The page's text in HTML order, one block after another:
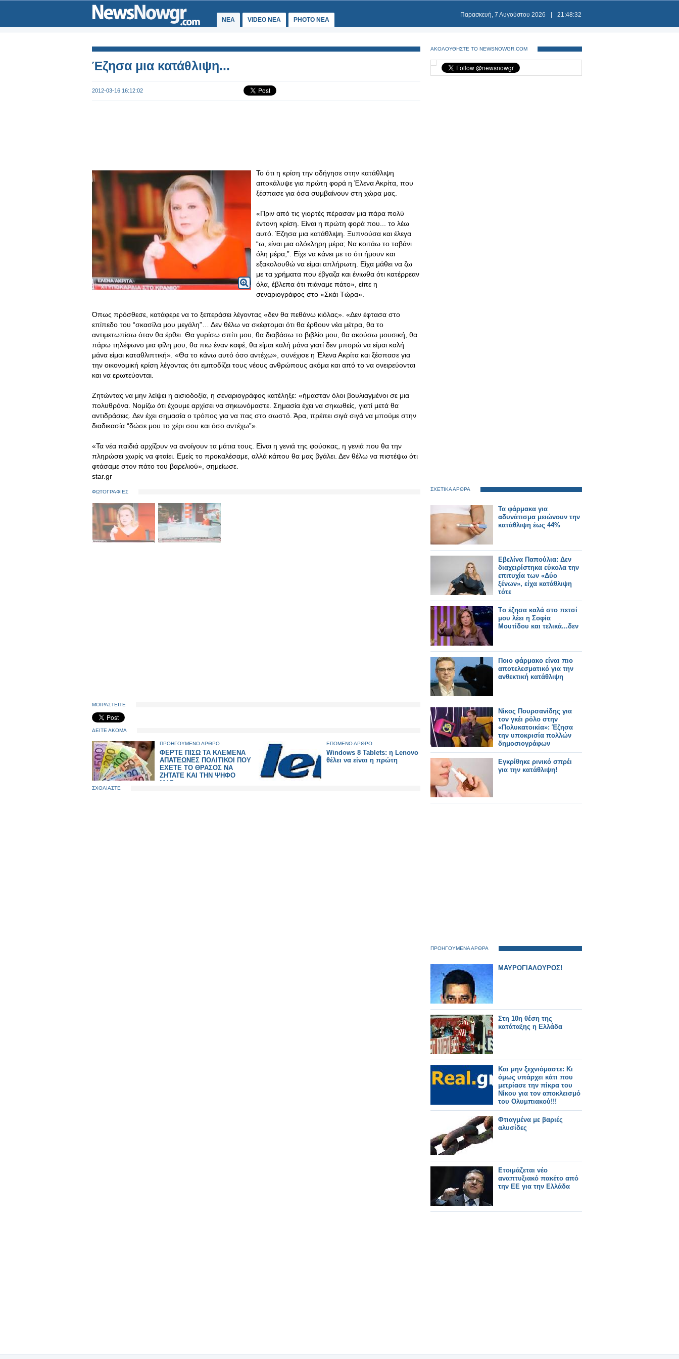
ΝΕΑ VIDEO NEA PHOTO NEA
Παρασκευή, 7 Αυγούστου 2026 21:48:32
Έζησα μια κατάθλιψη...
2012-03-16 16:12:02
Το ότι η κρίση την οδήγησε στην κατάθλιψη
αποκάλυψε για πρώτη φορά η Έλενα Ακρίτα, που
ξέσπασε για όσα συμβαίνουν στη χώρα μας.
«Πριν από τις γιορτές πέρασαν μια πάρα πολύ
έντονη κρίση. Είναι η πρώτη φορά που... το λέω
αυτό. Έζησα μια κατάθλιψη. Ξυπνούσα και έλεγα
“ω, είναι μια ολόκληρη μέρα; Να κοιτάω το ταβάνι
όλη μέρα;”. Είχε να κάνει με το ότι ήμουν και
εξακολουθώ να είμαι απλήρωτη. Είχα μάθει να ζω
με τα χρήματα που έβγαζα και ένιωθα ότι κατέρρεαν
όλα, έβλεπα ότι πιάναμε πάτο», είπε η
σεναριογράφος στο «Σκάι Τώρα».
Όπως πρόσθεσε, κατάφερε να το ξεπεράσει λέγοντας «δεν θα πεθάνω κιόλας». «Δεν έφτασα στο
επίπεδο του “σκασίλα μου μεγάλη”… Δεν θέλω να σκέφτομαι ότι θα έρθουν νέα μέτρα, θα το
αντιμετωπίσω όταν θα έρθει. Θα γυρίσω σπίτι μου, θα διαβάσω το βιβλίο μου, θα ακούσω μουσική, θα
πάρω τηλέφωνο μια φίλη μου, θα πιω έναν καφέ, θα είμαι καλή μάνα γιατί δεν μπορώ να είμαι καλή
μάνα είμαι καταθλιπτική». «Θα το κάνω αυτό όσο αντέχω», συνέχισε η Έλενα Ακρίτα και ξέσπασε για
την οικονομική κρίση λέγοντας ότι εμποδίζει τους νέους ανθρώπους ακόμα και από το να ονειρεύονται
και να ερωτεύονται.
Ζητώντας να μην λείψει η αισιοδοξία, η σεναριογράφος κατέληξε: «ήμασταν όλοι βουλιαγμένοι σε μια
πολυθρόνα. Νομίζω ότι έχουμε αρχίσει να σηκωνόμαστε. Σημασία έχει να σηκωθείς, γιατί μετά θα
αντιδράσεις. Δεν έχει σημασία ο τρόπος για να πας στο σωστό. Άρα, πρέπει σιγά σιγά να μπούμε στην
διαδικασία “δώσε μου το χέρι σου και όσο αντέχω”».
«Τα νέα παιδιά αρχίζουν να ανοίγουν τα μάτια τους. Είναι η γενιά της φούσκας, η γενιά που θα την
πληρώσει χωρίς να φταίει. Εμείς το προκαλέσαμε, αλλά κάπου θα μας βγάλει. Δεν θέλω να πιστέψω ότι
φτάσαμε στον πάτο του βαρελιού», σημείωσε.
star.gr
ΦΩΤΟΓΡΑΦΙΕΣ
ΜΟΙΡΑΣΤΕΙΤΕ
ΔΕΙΤΕ ΑΚΟΜΑ
ΠΡΟΗΓΟΥΜΕΝΟ ΑΡΘΡΟ
ΦΕΡΤΕ ΠΙΣΩ ΤΑ ΚΛΕΜΕΝΑ
ΑΠΑΤΕΩΝΕΣ ΠΟΛΙΤΙΚΟΙ ΠΟΥ
ΕΧΕΤΕ ΤΟ ΘΡΑΣΟΣ ΝΑ
ΖΗΤΑΤΕ ΚΑΙ ΤΗΝ ΨΗΦΟ
ΜΑΣ…
ΕΠΟΜΕΝΟ ΑΡΘΡΟ
Windows 8 Tablets: η Lenovo
θέλει να είναι η πρώτη
ΣΧΟΛΙΑΣΤΕ
ΑΚΟΛΟΥΘΗΣΤΕ ΤΟ NEWSNOWGR.COM
ΣΧΕΤΙΚΑ ΑΡΘΡΑ
Τα φάρμακα για
αδυνάτισμα μειώνουν την
κατάθλιψη έως 44%
Εβελίνα Παπούλια: Δεν
διαχειρίστηκα εύκολα την
επιτυχία των «Δύο
ξένων», είχα κατάθλιψη
τότε
Tο έζησα καλά στο πετσί
μου λέει η Σοφία
Μουτίδου και τελικά...δεν
Ποιο φάρμακο είναι πιο
αποτελεσματικό για την
ανθεκτική κατάθλιψη
Νίκος Πουρσανίδης για
τον γκέι ρόλο στην
«Πολυκατοικία»: Έζησα
την υποκρισία πολλών
δημοσιογράφων
Εγκρίθηκε ρινικό σπρέι
για την κατάθλιψη!
ΠΡΟΗΓΟΥΜΕΝΑ ΑΡΘΡΑ
ΜΑΥΡΟΓΙΑΛΟΥΡΟΣ!
Στη 10η θέση της
κατάταξης η Ελλάδα
Και μην ξεχνιόμαστε: Κι
όμως υπάρχει κάτι που
μετρίασε την πίκρα του
Νίκου για τον αποκλεισμό
του Ολυμπιακού!!!
Φτιαγμένα με βαριές
αλυσίδες
Ετοιμάζεται νέο
αναπτυξιακό πακέτο από
την ΕΕ για την Ελλάδα